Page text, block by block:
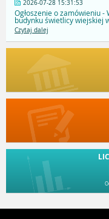
2026-07-28 15:31:53
Ogłoszenie o zamówieniu
budynku świetlicy wiejskiej
Czytaj dalej